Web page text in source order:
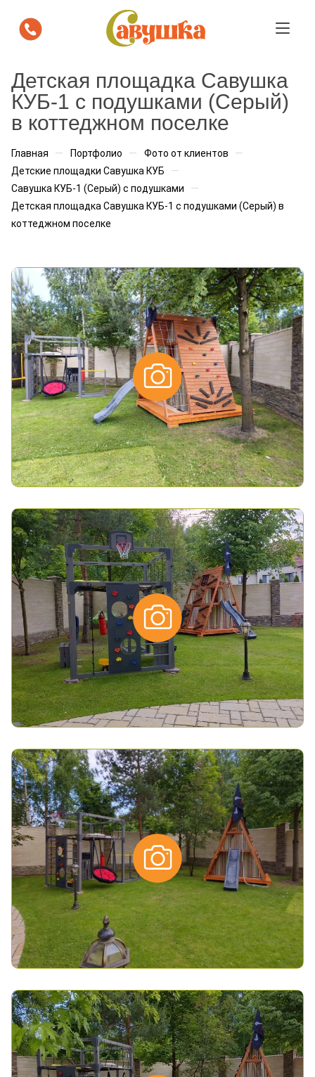
Детская площадка Савушка
КУБ-1 с подушками (Серый)
в коттеджном поселке
Главная — Портфолио — Фото от клиентов —
Детские площадки Савушка КУБ —
Савушка КУБ-1 (Серый) с подушками —
Детская площадка Савушка КУБ-1 с подушками (Серый) в
коттеджном поселке
будет выглядеть на вашем участке
Мы бесплатно подготовим визуализацию с
расстановкой площадки. Вы сразу увидите, как она
впишется в пространство.
Ваше имя*
*- обязательные поля